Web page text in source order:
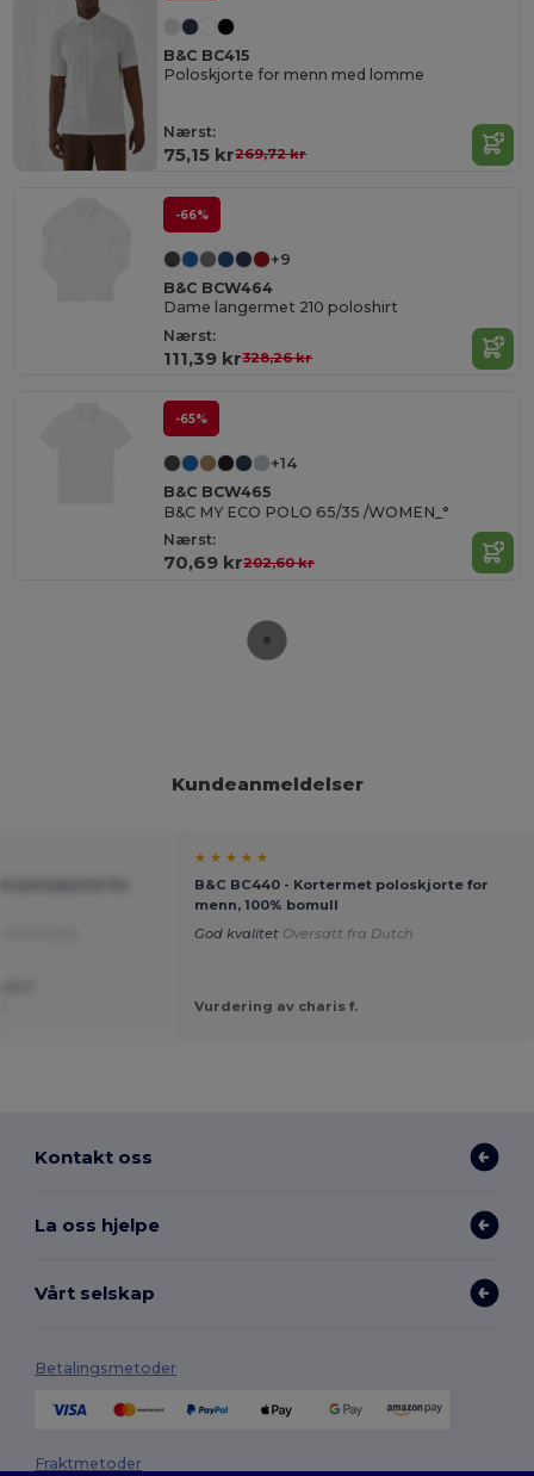
B&C BC415
Poloskjorte for menn med lomme
Nærst:
75,15 kr269,72 kr
-66%
+9
B&C BCW464
Dame langermet 210 poloshirt
Nærst:
111,39 kr328,26 kr
-65%
+14
B&C BCW465
B&C MY ECO POLO 65/35 /WOMEN_°
Nærst:
70,69 kr202,60 kr
Kundeanmeldelser
★ ★ ★ ★ ★
B&C BC440 - Kortermet poloskjorte for
menn, 100% bomull
God kvalitet Oversatt fra Dutch
Vurdering av charis f.
Kontakt oss
La oss hjelpe
Vårt selskap
Betalingsmetoder
Fraktmetoder